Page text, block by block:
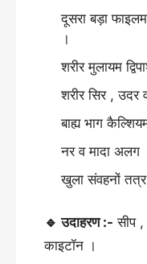
दूसरा बड़ा
।
शरीर मुलायम
शरीर सिर , उदर
बाह्य भाग
नर व मादा अलग
खुला संवहनों तत्र
🔹 उदाहरण :- सीप
काइटॉन ।